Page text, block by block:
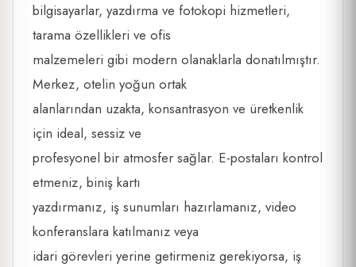
bilgisayarlar, yazdırma ve fotokopi hizmetleri,
tarama özellikleri ve ofis
malzemeleri gibi modern olanaklarla donatılmıştır.
Merkez, otelin yoğun ortak
alanlarından uzakta, konsantrasyon ve üretkenlik
için ideal, sessiz ve
profesyonel bir atmosfer sağlar. E-postaları kontrol
etmeniz, biniş kartı
yazdırmanız, iş sunumları hazırlamanız, video
konferanslara katılmanız veya
idari görevleri yerine getirmeniz gerekiyorsa, iş